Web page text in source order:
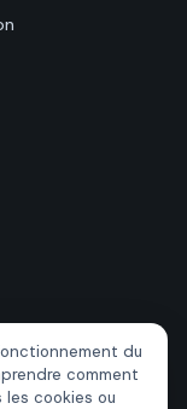
du
comment
cookies ou